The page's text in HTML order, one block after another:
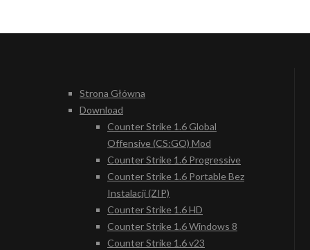
Strona Główna
Download
Counter Strike 1.6 Global
Offensive (CS:GO) Mod
Counter Strike 1.6 Progressive
Counter Strike 1.6 Portable Bez
Instalacji (ZIP)
Counter Strike 1.6 HD
Counter Strike 1.6 Windows 8
Counter Strike 1.6 v23